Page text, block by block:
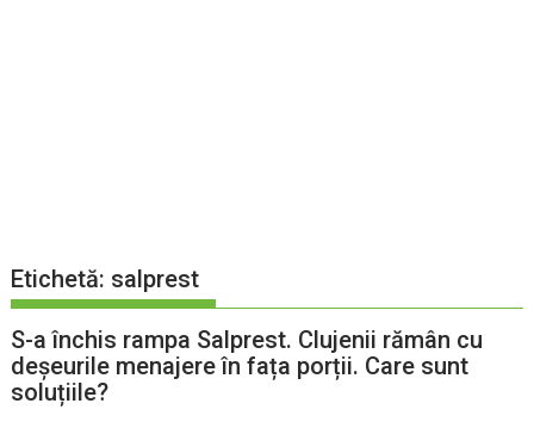
Etichetă: salprest
S-a închis rampa Salprest. Clujenii rămân cu
deșeurile menajere în fața porții. Care sunt
soluțiile?